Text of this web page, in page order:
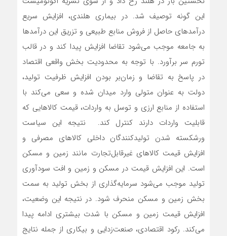
این گونه توصیف شد. در بیماری هلندی، افزایش سریع
درآمدهای حاصل از فروش منابع طبیعی و تزریق این درآمدها
به جامعه موجب می‌شود تقاضا افزایش پیدا کند و در قالب
تورم سر برآورد. با توجه به محدودیت بخش واقعی اقتصاد
در پاسخ به تقاضا و زمان‌بر بودن افزایش ظرفیت تولید،
دولت به عنوان متولی وارد میدان شده و سعی می‌کند با
استفاده از منابع ارزی و توسل به واردات، قیمت کالاهایی که
قابلیت واردات دارند کنترل کند. نتیجه این سیاست
ورشکسته شدن تولیدکنندگان داخلی کالاهای مصرفی و
افزایش قیمت کالاهای غیرقابل‌تجارت مانند زمین و مسکن
است. این افزایش قیمت در مسکن و زمین و افت سودآوری
تولید موجب می‌شود سرمایه‌گذاری از بخش تولید به سمت
بخش زمین و مسکن منحرف شود. در نتیجه این وضعیت،
افزایش قیمت زمین و مسکن با شدت بیشتری ادامه پیدا
می‌کند. رکود اقتصادی، صنعت‌زدایی و بیکاری از جمله نتایج